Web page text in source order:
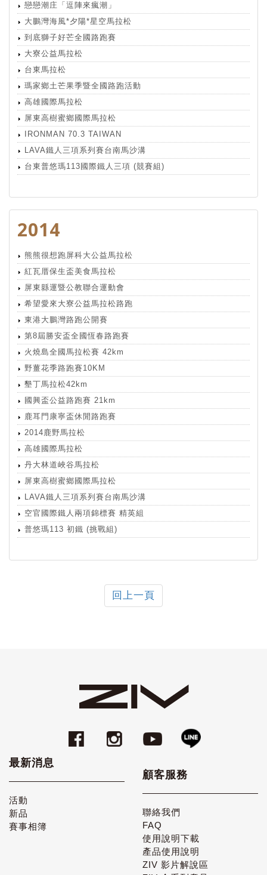
戀戀潮庄「逗陣來瘋潮」
大鵬灣海風*夕陽*星空馬拉松
到底獅子好芒全國路跑賽
大寮公益馬拉松
台東馬拉松
瑪家鄉土芒果季暨全國路跑活動
高雄國際馬拉松
屏東高樹蜜鄉國際馬拉松
IRONMAN 70.3 TAIWAN
LAVA鐵人三項系列賽台南馬沙溝
台東普悠瑪113國際鐵人三項 (競賽組)
2014
熊熊很想跑屏科大公益馬拉松
紅瓦厝保生盃美食馬拉松
屏東縣運暨公教聯合運動會
希望愛來大寮公益馬拉松路跑
東港大鵬灣路跑公開賽
第8屆勝安盃全國恆春路跑賽
火燒島全國馬拉松賽 42km
野薑花季路跑賽10KM
墾丁馬拉松42km
國興盃公益路跑賽 21km
鹿耳門康寧盃休閒路跑賽
2014鹿野馬拉松
高雄國際馬拉松
丹大林道峽谷馬拉松
屏東高樹蜜鄉國際馬拉松
LAVA鐵人三項系列賽台南馬沙溝
空官國際鐵人兩項錦標賽 精英組
普悠瑪113 初鐵 (挑戰組)
回上一頁
最新消息
活動
新品
賽事相簿
顧客服務
聯絡我們
FAQ
使用說明下載
產品使用說明
ZIV 影片解說區